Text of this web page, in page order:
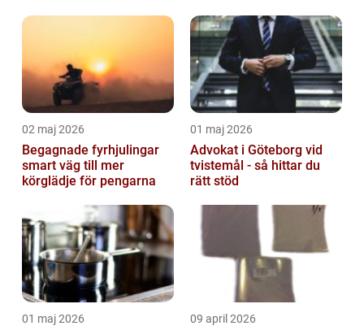
02 maj 2026
Begagnade fyrhjulingar
smart väg till mer
körglädje för pengarna
01 maj 2026
Advokat i Göteborg vid
tvistemål - så hittar du
rätt stöd
01 maj 2026 09 april 2026